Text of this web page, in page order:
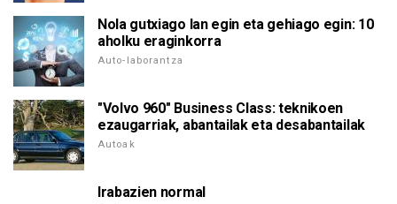
Nola gutxiago lan egin eta gehiago egin: 10
aholku eraginkorra
Auto-laborantza
"Volvo 960" Business Class: teknikoen
ezaugarriak, abantailak eta desabantailak
Autoak
Irabazien normal